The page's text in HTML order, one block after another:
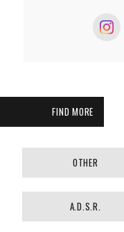
FIND MORE
OTHER
A.D.S.R.